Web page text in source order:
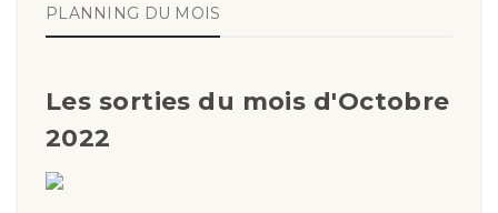
PLANNING DU MOIS
Les sorties du mois d'Octobre
2022